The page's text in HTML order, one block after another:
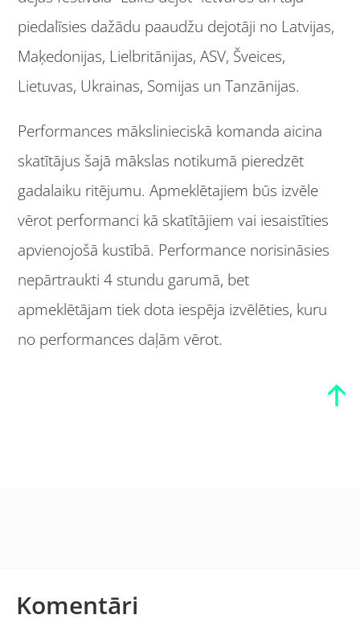
piedalīsies dažādu paaudžu dejotāji no Latvijas,
Maķedonijas, Lielbritānijas, ASV, Šveices,
Lietuvas, Ukrainas, Somijas un Tanzānijas.
Performances mākslinieciskā komanda aicina
skatītājus šajā mākslas notikumā pieredzēt
gadalaiku ritējumu. Apmeklētajiem būs izvēle
vērot performanci kā skatītājiem vai iesaistīties
apvienojošā kustībā. Performance norisināsies
nepārtraukti 4 stundu garumā, bet
apmeklētājam tiek dota iespēja izvēlēties, kuru
no performances daļām vērot.
Komentāri